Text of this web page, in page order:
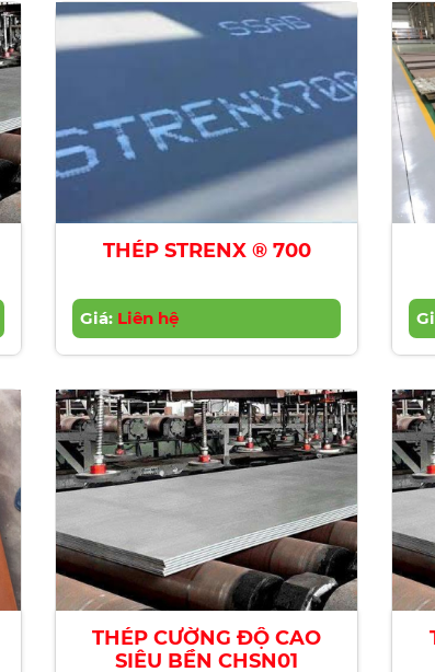
THÉP STRENX ® 700
Giá: Liên hệ
THÉP CƯỜNG ĐỘ CAO
SIÊU BỀN CHSN01